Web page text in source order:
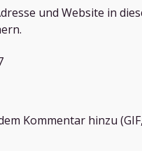
und Website in
Kommentar hinzu (GIF,